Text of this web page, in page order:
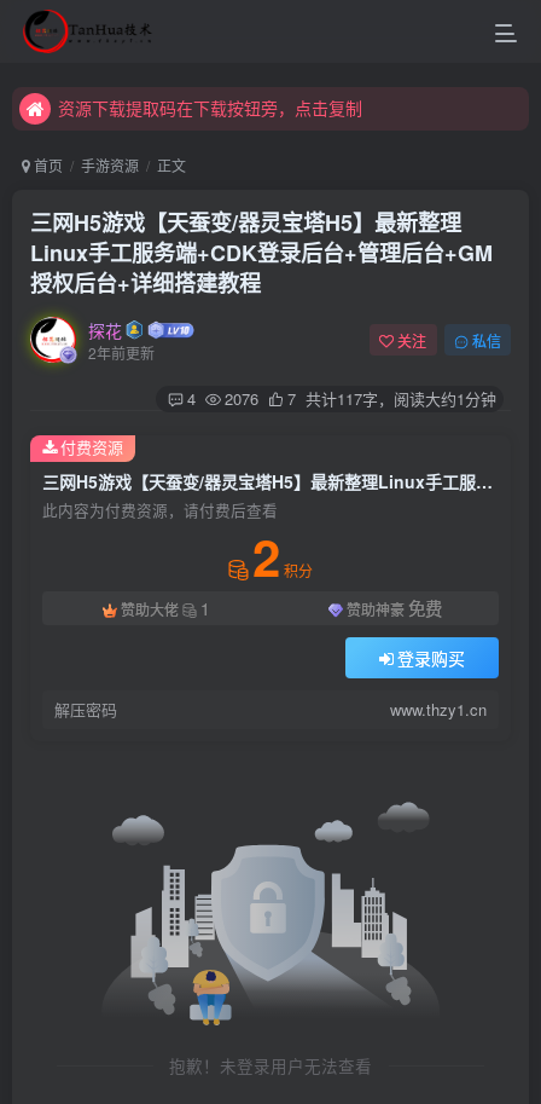
资源下载提取码在下载按钮旁，点击复制
资源下载提取码在下载按钮旁，点击复制
首页 手游资源 正文
三网H5游戏【天蚕变/器灵宝塔H5】最新整理
Linux手工服务端+CDK登录后台+管理后台+GM
授权后台+详细搭建教程
探花
2年前更新
关注 私信
4 2076 7 共计117字，阅读大约1分钟
三网H5游戏【天蚕变/器灵宝塔H5】最新整理Linux手工服务端+CDK登录后台+管理后台+GM授权后台+详细搭建教程
此内容为付费资源，请付费后查看
2 积分
赞助大佬
1 赞助神豪 免费
登录购买
解压密码 www.thzy1.cn
付费资源
抱歉！未登录用户无法查看